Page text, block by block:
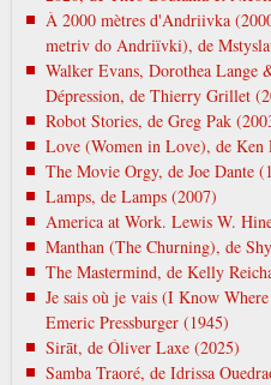
À 2000 mètres d'Andriivka
metrіv do Andrіїvki), de
Walker Evans, Dorothea Lange
Dépression, de Thierry Grillet
Robot Stories, de Greg Pak
Love (Women in Love), de Ken
The Movie Orgy, de Joe Dante
Lamps, de Lamps (2007)
America at Work. Lewis W.
Manthan (The Churning), de
The Mastermind, de Kelly
Je sais où je vais (I Know
Emeric Pressburger (1945)
Sirāt, de Óliver Laxe (2025)
Samba Traoré, de Idrissa